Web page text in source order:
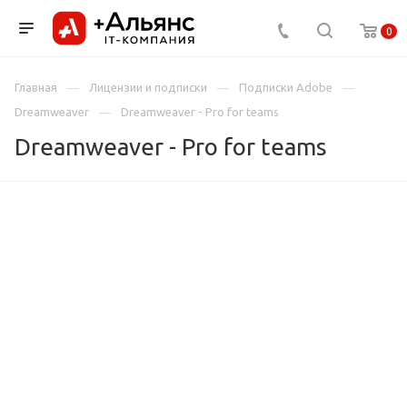
0
Главная Лицензии и подписки
Подписки Adobe
Dreamweaver
Dreamweaver - Pro for teams
Dreamweaver - Pro for teams